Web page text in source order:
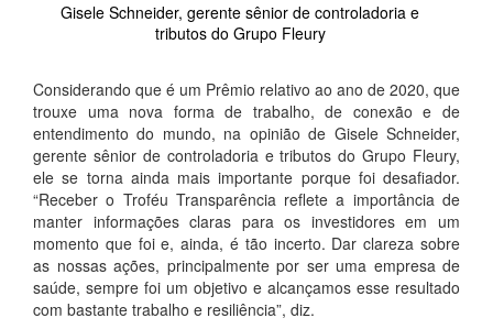
Gisele Schneider, gerente sênior de controladoria e
tributos do Grupo Fleury
Considerando que é um Prêmio relativo ao ano de 2020, que
trouxe uma nova forma de trabalho, de conexão e de
entendimento do mundo, na opinião de Gisele Schneider,
gerente sênior de controladoria e tributos do Grupo Fleury,
ele se torna ainda mais importante porque foi desafiador.
“Receber o Troféu Transparência reflete a importância de
manter informações claras para os investidores em um
momento que foi e, ainda, é tão incerto. Dar clareza sobre
as nossas ações, principalmente por ser uma empresa de
saúde, sempre foi um objetivo e alcançamos esse resultado
com bastante trabalho e resiliência”, diz.